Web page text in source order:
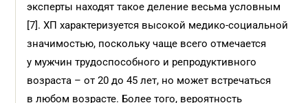
эксперты находят такое деление весьма условным
[7]. ХП характеризуется высокой медико-социальной
значимостью, поскольку чаще всего отмечается
у мужчин трудоспособного и репродуктивного
возраста – от 20 до 45 лет, но может встречаться
в любом возрасте. Более того, вероятность